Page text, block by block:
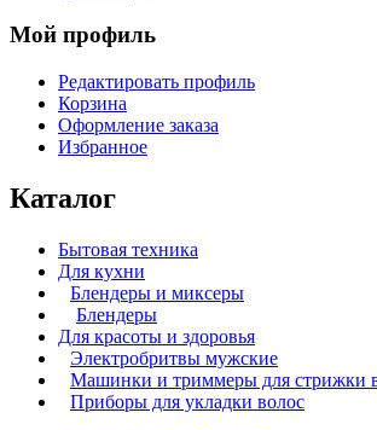
Мой профиль
Редактировать профиль
Корзина
Оформление заказа
Избранное
Каталог
Бытовая техника
Для кухни
Блендеры и миксеры
Блендеры
Для красоты и здоровья
Электробритвы мужские
Машинки и триммеры для стрижки
Приборы для укладки волос